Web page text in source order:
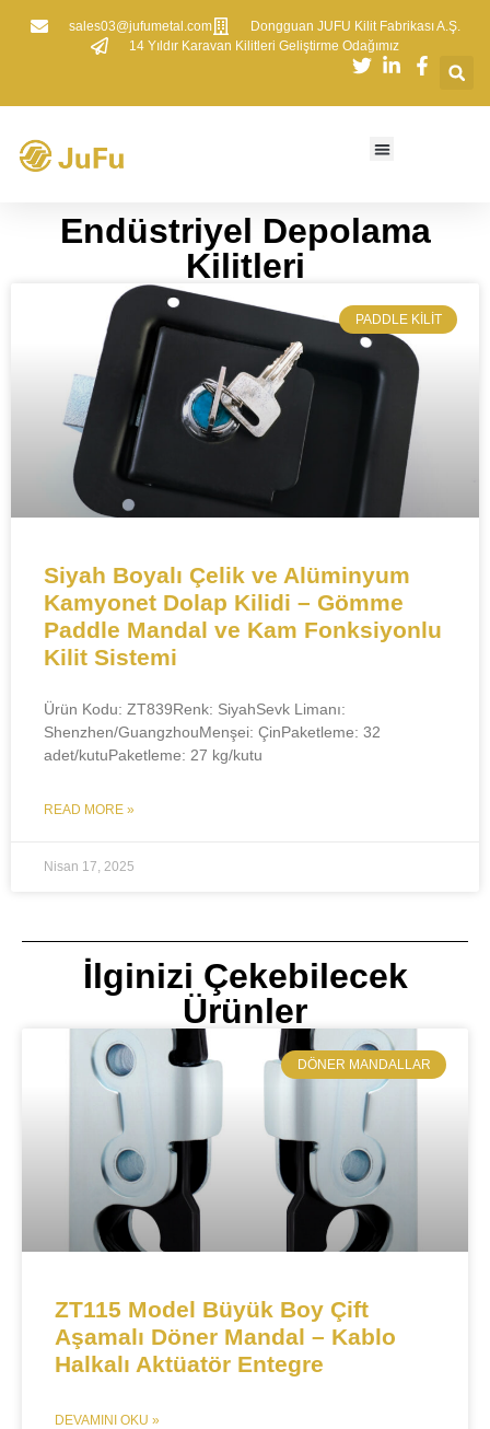
sales03@jufumetal.com
​Dongguan JUFU Kilit Fabrikası A.Ş.
​14 Yıldır Karavan Kilitleri Geliştirme Odağımız
Endüstriyel Depolama
Kilitleri​​
​PADDLE KILIT
​​Siyah Boyalı Çelik ve Alüminyum
Kamyonet Dolap Kilidi – Gömme
Paddle Mandal ve Kam Fonksiyonlu
Kilit Sistemi​​
Ürün Kodu: ZT839Renk: SiyahSevk Limanı:
Shenzhen/Guangzhou​Menşei: ÇinPaketleme: 32
adet/kutuPaketleme: 27 kg/kutu
READ MORE »
Nisan 17, 2025
İlginizi Çekebilecek
Ürünler
​DÖNER MANDALLAR
ZT115 Model Büyük Boy Çift
Aşamalı Döner Mandal – Kablo
Halkalı Aktüatör Entegre​​
DEVAMINI OKU »